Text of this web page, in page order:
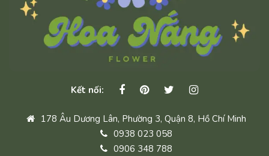
Kết nối:
178 Âu Dương Lân, Phường 3, Quận 8, Hồ Chí Minh
0938 023 058
0906 348 788